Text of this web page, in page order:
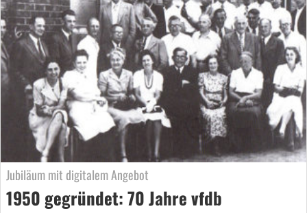
Jubiläum mit digitalem Angebot
1950 gegründet: 70 Jahre vfdb